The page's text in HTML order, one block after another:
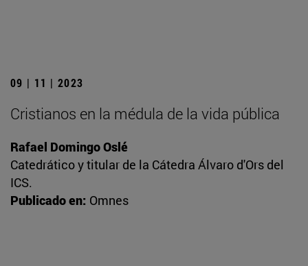
09 | 11 | 2023
Cristianos en la médula de la vida pública
Rafael Domingo Oslé
Catedrático y titular de la Cátedra Álvaro d'Ors del
ICS.
Publicado en: Omnes